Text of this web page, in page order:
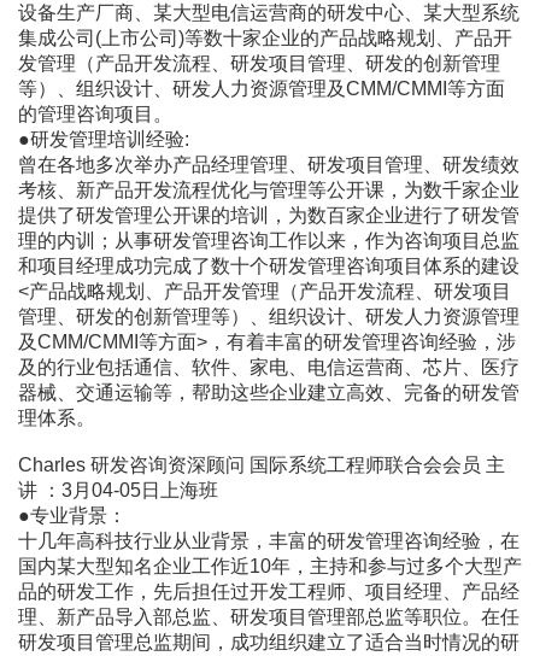
设备生产厂商、某大型电信运营商的研发中心、某大型系统
集成公司(上市公司)等数十家企业的产品战略规划、产品开
发管理（产品开发流程、研发项目管理、研发的创新管理
等）、组织设计、研发人力资源管理及CMM/CMMI等方面
的管理咨询项目。
●研发管理培训经验:
曾在各地多次举办产品经理管理、研发项目管理、研发绩效
考核、新产品开发流程优化与管理等公开课，为数千家企业
提供了研发管理公开课的培训，为数百家企业进行了研发管
理的内训；从事研发管理咨询工作以来，作为咨询项目总监
和项目经理成功完成了数十个研发管理咨询项目体系的建设
<产品战略规划、产品开发管理（产品开发流程、研发项目
管理、研发的创新管理等）、组织设计、研发人力资源管理
及CMM/CMMI等方面>，有着丰富的研发管理咨询经验，涉
及的行业包括通信、软件、家电、电信运营商、芯片、医疗
器械、交通运输等，帮助这些企业建立高效、完备的研发管
理体系。
Charles 研发咨询资深顾问 国际系统工程师联合会会员 主
讲 ：3月04-05日上海班
●专业背景：
十几年高科技行业从业背景，丰富的研发管理咨询经验，在
国内某大型知名企业工作近10年，主持和参与过多个大型产
品的研发工作，先后担任过开发工程师、项目经理、产品经
理、新产品导入部总监、研发项目管理部总监等职位。在任
研发项目管理总监期间，成功组织建立了适合当时情况的研